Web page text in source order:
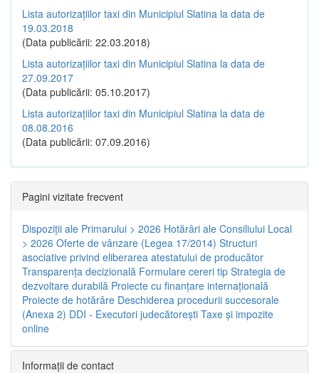
Lista autorizațiilor taxi din Municipiul Slatina la data de
19.03.2018
(Data publicării: 22.03.2018)
Lista autorizațiilor taxi din Municipiul Slatina la data de
27.09.2017
(Data publicării: 05.10.2017)
Lista autorizațiilor taxi din Municipiul Slatina la data de
08.08.2016
(Data publicării: 07.09.2016)
Pagini vizitate frecvent
Dispoziţii ale Primarului > 2026 Hotărâri ale Consiliului Local
> 2026 Oferte de vânzare (Legea 17/2014) Structuri
asociative privind eliberarea atestatului de producător
Transparenţa decizională Formulare cereri tip Strategia de
dezvoltare durabilă Proiecte cu finanţare internaţională
Proiecte de hotărâre Deschiderea procedurii succesorale
(Anexa 2) DDI - Executori judecătorești Taxe şi impozite
online
Informaţii de contact